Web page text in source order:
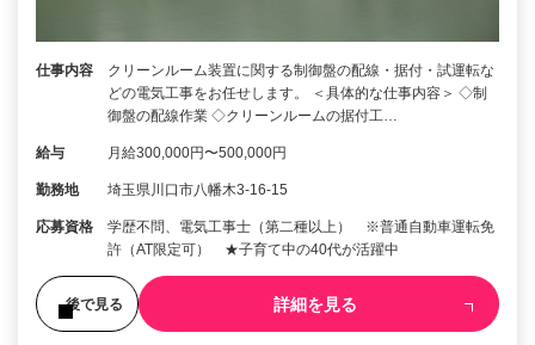
仕事内容
クリーンルーム装置に関する制御盤の配線・据付・試運転な
どの電気工事をお任せします。 ＜具体的な仕事内容＞ ◇制
御盤の配線作業 ◇クリーンルームの据付工…
給与 月給300,000円〜500,000円
勤務地 埼玉県川口市八幡木3-16-15
応募資格
学歴不問、電気工事士（第二種以上） ※普通自動車運転免
許（AT限定可） ★子育て中の40代が活躍中
後で見る 詳細を見る